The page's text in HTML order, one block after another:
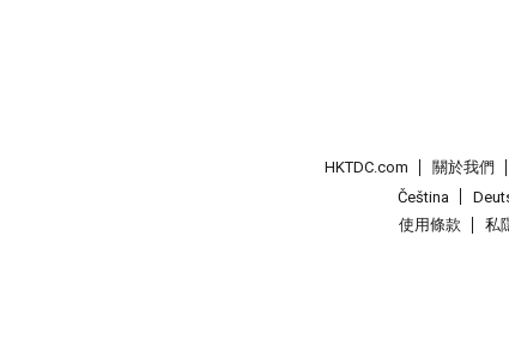
HKTDC.com 關於我們
Čeština
使用條款
私